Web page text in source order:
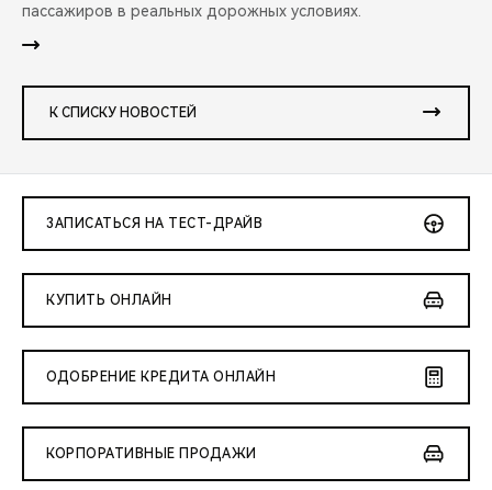
пассажиров в реальных дорожных условиях.
К СПИСКУ НОВОСТЕЙ
ЗАПИСАТЬСЯ НА ТЕСТ-ДРАЙВ
КУПИТЬ ОНЛАЙН
ОДОБРЕНИЕ КРЕДИТА ОНЛАЙН
КОРПОРАТИВНЫЕ ПРОДАЖИ